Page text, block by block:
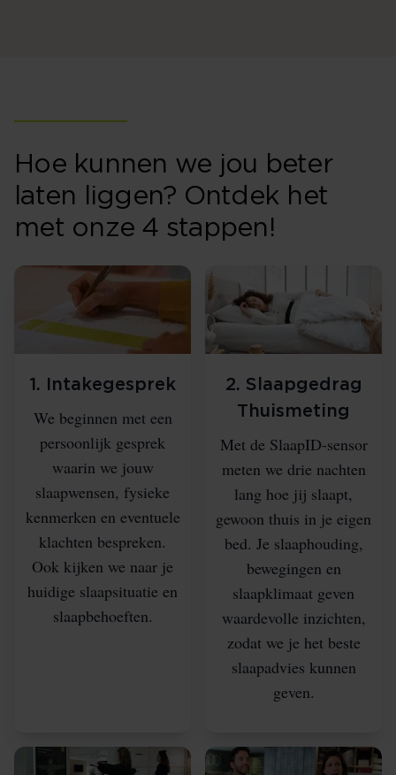
Hoe kunnen we jou beter
laten liggen? Ontdek het
met onze 4 stappen!
1. Intakegesprek
We beginnen met een
persoonlijk gesprek
waarin we jouw
slaapwensen, fysieke
kenmerken en eventuele
klachten bespreken.
Ook kijken we naar je
huidige slaapsituatie en
slaapbehoeften.
2. Slaapgedrag
Thuismeting
Met de SlaapID-sensor
meten we drie nachten
lang hoe jij slaapt,
gewoon thuis in je eigen
bed. Je slaaphouding,
bewegingen en
slaapklimaat geven
waardevolle inzichten,
zodat we je het beste
slaapadvies kunnen
geven.